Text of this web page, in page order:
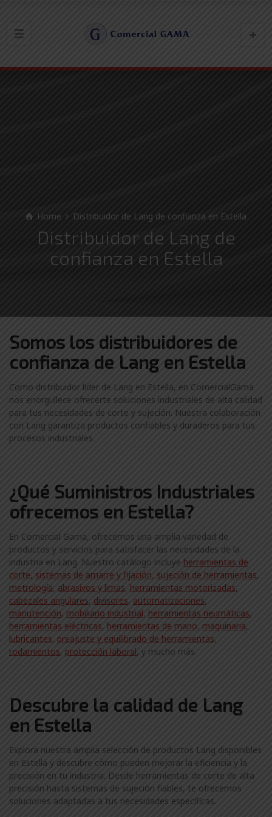
Home Distribuidor de Lang de confianza en Estella
Distribuidor de Lang de
confianza en Estella
Somos los distribuidores de
confianza de Lang en Estella
Como distribuidor líder de Lang en Estella, en ComercialGama
nos enorgullece ofrecerte soluciones industriales de alta calidad
para tus necesidades de corte y sujeción. Nuestra colaboración
con Lang garantiza productos confiables y duraderos para tus
procesos industriales.
¿Qué Suministros Industriales
ofrecemos en Estella?
En Comercial Gama, ofrecemos una amplia variedad de
productos y servicios para satisfacer las necesidades de la
industria en Lang. Nuestro catálogo incluye herramientas de
corte, sistemas de amarre y fijación, sujeción de herramientas,
metrología, abrasivos y limas, herramientas motorizadas,
cabezales angulares, divisores, automatizaciones,
manutención, mobiliario industrial, herramientas neumáticas,
herramientas eléctricas, herramientas de mano, maquinaria,
lubricantes, preajuste y equilibrado de herramientas,
rodamientos, protección laboral, y mucho más.
Descubre la calidad de Lang
en Estella
Explora nuestra amplia selección de productos Lang disponibles
en Estella y descubre cómo pueden mejorar la eficiencia y la
precisión en tu industria. Desde herramientas de corte de alta
precisión hasta sistemas de sujeción fiables, te ofrecemos
soluciones adaptadas a tus necesidades específicas.